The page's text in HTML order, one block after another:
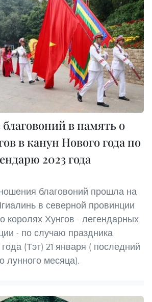
в память о
в канун Нового года по
2023 года
благовоний прошла на
в северной провинции
королях Хунгов - легендарных
- по случаю праздника
(Тэт) 21 января ( последний
лунного месяца).